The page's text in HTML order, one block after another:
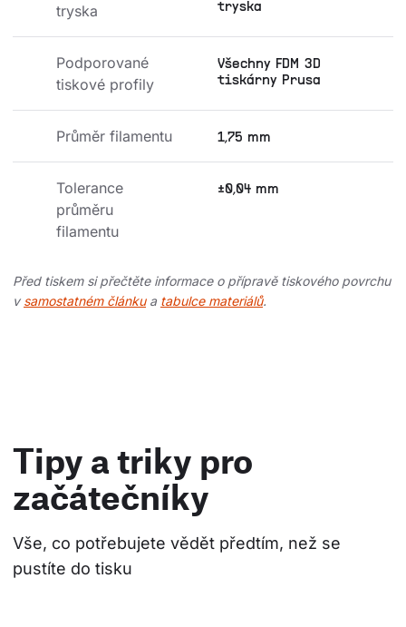
tryska
tryska
Podporované
tiskové profily
Všechny FDM 3D
tiskárny Prusa
Průměr filamentu 1,75 mm
Tolerance
průměru
filamentu
±0,04 mm
Před tiskem si přečtěte informace o přípravě tiskového povrchu
v samostatném článkua tabulce materiálů.
Tipy a triky pro
začátečníky
Vše, co potřebujete vědět předtím, než se
pustíte do tisku